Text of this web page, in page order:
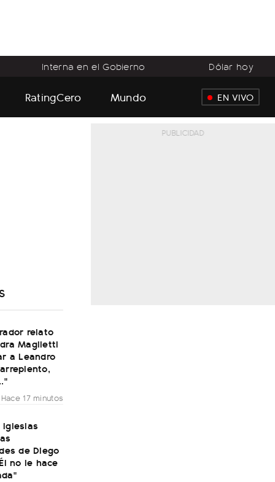
Interna en el Gobierno Dólar hoy
RatingCero Mundo EN VIVO
relato
Maglietti
a Leandro
Hace 17 minutos
Iglesias
de Diego
no le hace